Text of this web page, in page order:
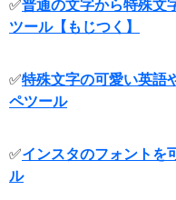
✅普通の文字から特殊文
ツール【もじつく】
✅特殊文字の可愛い英語
ペツール
✅インスタのフォントを
ル